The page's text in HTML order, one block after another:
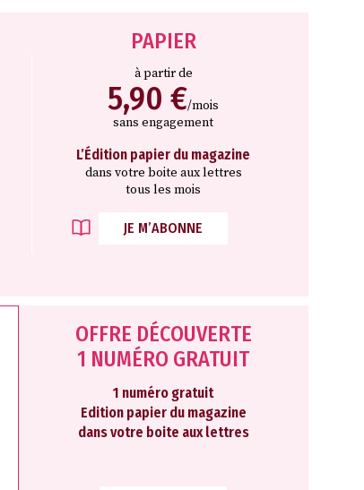
PAPIER
à partir de
5,90 €/mois
sans engagement
L’Édition papier du magazine
dans votre boite aux lettres
tous les mois
JE M’ABONNE
OFFRE DÉCOUVERTE
1 NUMÉRO GRATUIT
1 numéro gratuit
Edition papier du magazine
dans votre boite aux lettres